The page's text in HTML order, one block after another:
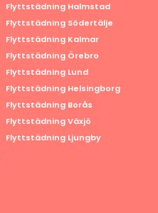
Flyttstädning Halmstad
Flyttstädning Södertälje
Flyttstädning Kalmar
Flyttstädning Örebro
Flyttstädning Lund
Flyttstädning Helsingborg
Flyttstädning Borås
Flyttstädning Växjö
Flyttstädning Ljungby